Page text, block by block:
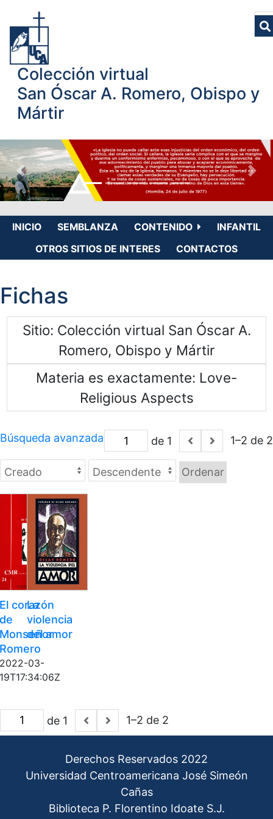
Colección virtual
San Óscar A. Romero, Obispo y
Mártir
INICIO SEMBLANZA CONTENIDO
INFANTIL
OTROS SITIOS DE INTERES
CONTACTOS
Fichas
Sitio Colección virtual San Óscar A.
Romero, Obispo y Mártir
Materia es exactamente Love-
Religious Aspects
de 1 1–2 de 2
Búsqueda avanzada
Ordenar
El corazón
de
Monseñor
Romero
2022-03-
19T17:34:06Z
La
violencia
del amor
de 1 1–2 de 2
Derechos Reservados 2022
Universidad Centroamericana José Simeón
Cañas
Biblioteca P. Florentino Idoate S.J.